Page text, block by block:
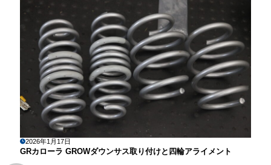
2026年1月17日
GRカローラ GROWダウンサス取り付けと四輪アライメント